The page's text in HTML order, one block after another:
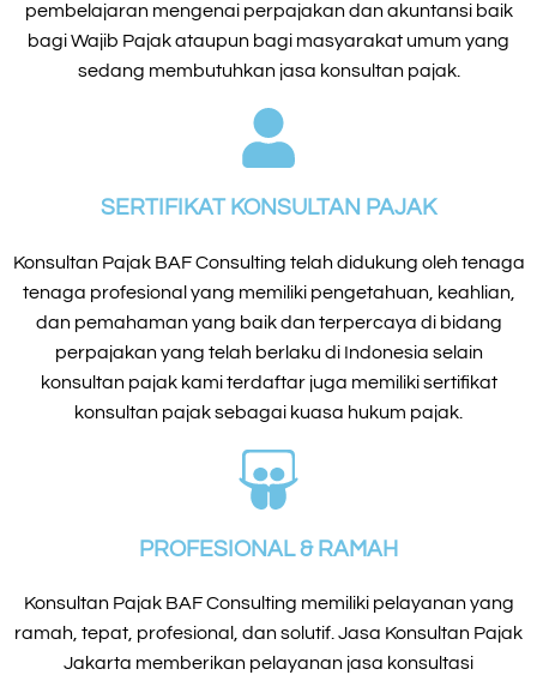
pembelajaran mengenai perpajakan dan akuntansi baik
bagi Wajib Pajak ataupun bagi masyarakat umum yang
sedang membutuhkan jasa konsultan pajak.
SERTIFIKAT KONSULTAN PAJAK
Konsultan Pajak BAF Consulting telah didukung oleh tenaga
tenaga profesional yang memiliki pengetahuan, keahlian,
dan pemahaman yang baik dan terpercaya di bidang
perpajakan yang telah berlaku di Indonesia selain
konsultan pajak kami terdaftar juga memiliki sertifikat
konsultan pajak sebagai kuasa hukum pajak.
PROFESIONAL & RAMAH
Konsultan Pajak BAF Consulting memiliki pelayanan yang
ramah, tepat, profesional, dan solutif. Jasa Konsultan Pajak
Jakarta memberikan pelayanan jasa konsultasi